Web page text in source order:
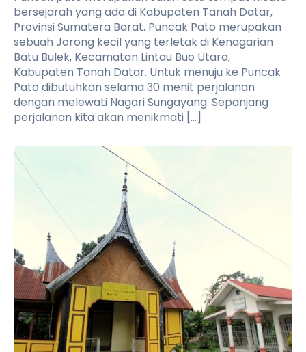
bersejarah yang ada di Kabupaten Tanah Datar,
Provinsi Sumatera Barat. Puncak Pato merupakan
sebuah Jorong kecil yang terletak di Kenagarian
Batu Bulek, Kecamatan Lintau Buo Utara,
Kabupaten Tanah Datar. Untuk menuju ke Puncak
Pato dibutuhkan selama 30 menit perjalanan
dengan melewati Nagari Sungayang. Sepanjang
perjalanan kita akan menikmati […]